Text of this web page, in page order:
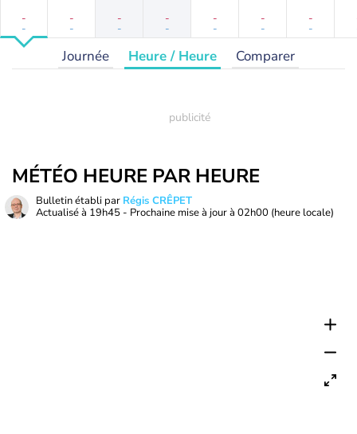
-
-
-
-
-
-
-
-
-
-
-
-
-
-
Journée Heure / Heure Comparer
MÉTÉO HEURE PAR HEURE
Bulletin établi par Régis CRÊPET
Actualisé à 19h45 - Prochaine mise à jour à 02h00 (heure locale)